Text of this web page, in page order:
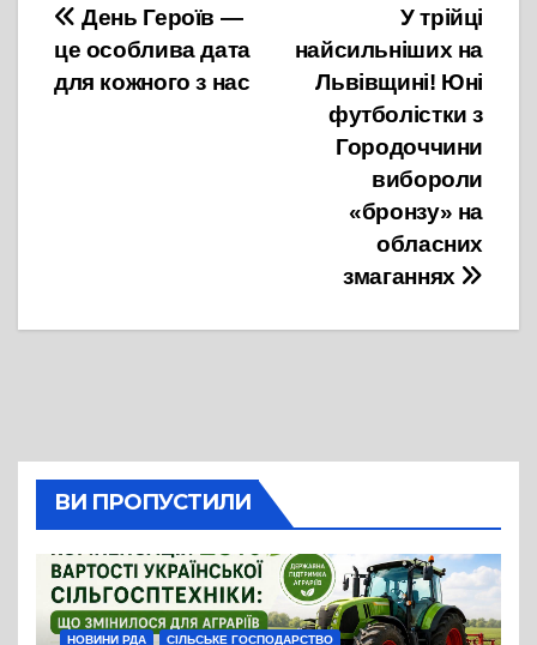
Навігація
записів
У трійці
найсильніших на
Львівщині! Юні
футболістки з
Городоччини
вибороли
«бронзу» на
обласних
змаганнях
День Героїв —
це особлива дата
для кожного з нас
ВИ ПРОПУСТИЛИ
НОВИНИ РДА СІЛЬСЬКЕ ГОСПОДАРСТВО